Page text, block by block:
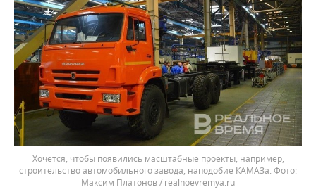
Хочется, чтобы появились масштабные проекты, например,
строительство автомобильного завода, наподобие КАМАЗа.
Максим Платонов / realnoevremya.ru